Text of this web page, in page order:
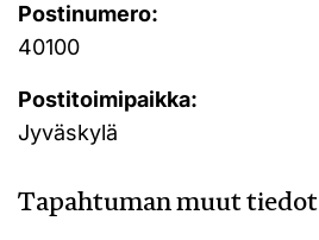
Postinumero:
40100
Postitoimipaikka:
Jyväskylä
Tapahtuman muut tiedot